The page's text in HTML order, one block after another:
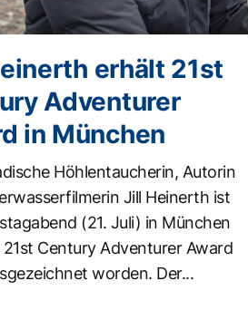
erhält 21st
Adventurer
in München
Höhlentaucherin, Autorin
Jill Heinerth ist
(21. Juli) in München
Century Adventurer Award
worden. Der...